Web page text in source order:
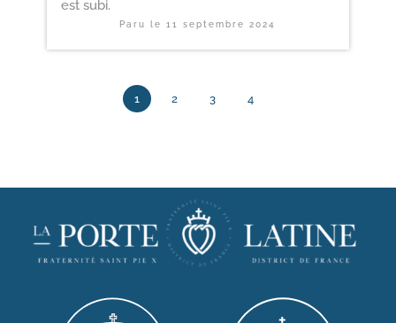
est subi.
Paru le11 septembre 2024
1 2 3 4